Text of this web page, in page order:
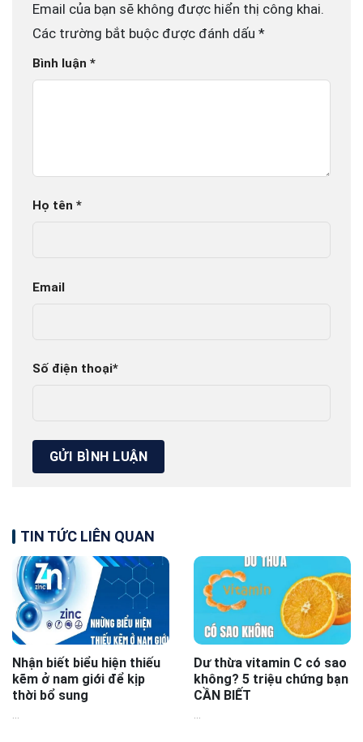
Email của bạn sẽ không được hiển thị công khai.
Các trường bắt buộc được đánh dấu *
Bình luận *
Họ tên *
Email
Số điện thoại*
TIN TỨC LIÊN QUAN
Nhận biết biểu hiện thiếu
kẽm ở nam giới để kịp
thời bổ sung
...
Dư thừa vitamin C có sao
không? 5 triệu chứng bạn
CẦN BIẾT
...